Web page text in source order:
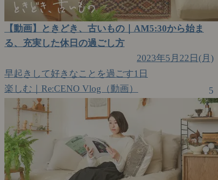
【動画】ときどき、古いもの｜AM5:30から始ま
る、充実した休日の過ごし方
2023年5月22日(月)
早起きして好きなことを過ごす1日
楽しむ｜Re:CENO Vlog（動画）
5